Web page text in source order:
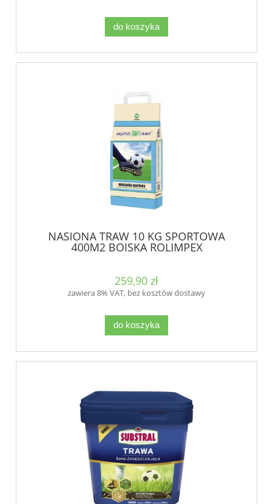
do koszyka
NASIONA TRAW 10 KG SPORTOWA
400M2 BOISKA ROLIMPEX
259,90 zł
zawiera 8% VAT, bez kosztów dostawy
do koszyka